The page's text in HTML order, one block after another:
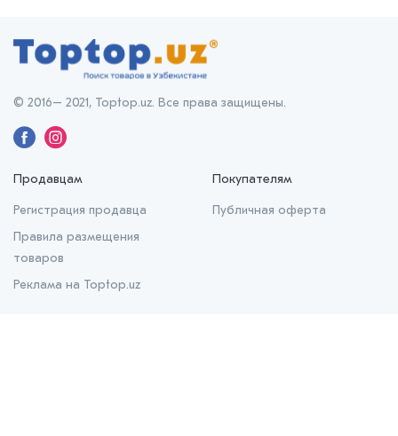
Продавцам
Регистрация продавца
Правила размещения
товаров
Реклама на Toptop.uz
Покупателям
Публичная оферта
© 2016– 2021, Toptop.uz. Все права защищены.